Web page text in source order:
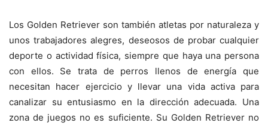
Los Golden Retriever son también atletas por naturaleza y
unos trabajadores alegres, deseosos de probar cualquier
deporte o actividad física, siempre que haya una persona
con ellos. Se trata de perros llenos de energía que
necesitan hacer ejercicio y llevar una vida activa para
canalizar su entusiasmo en la dirección adecuada. Una
zona de juegos no es suficiente. Su Golden Retriever no